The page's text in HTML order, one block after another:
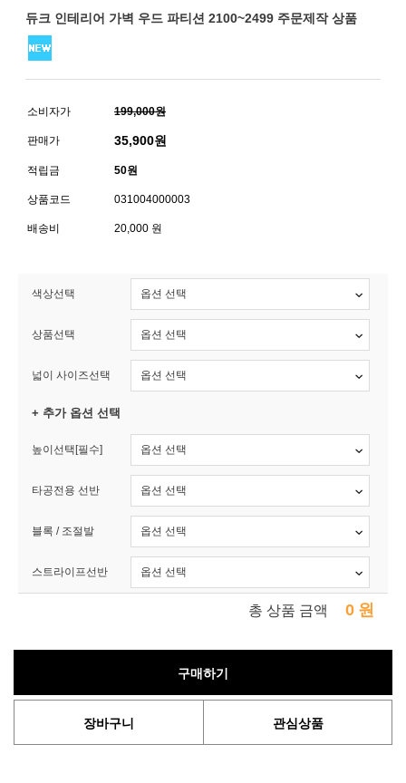
듀크 인테리어 가벽 우드 파티션 2100~2499 주문제작 상품
소비자가 199,000원
판매가 35,900원
적립금 50원
상품코드 031004000003
배송비 20,000 원
색상선택
상품선택
넓이 사이즈선택
+ 추가 옵션 선택
높이선택[필수]
타공전용 선반
블록 / 조절발
스트라이프선반
총 상품 금액 0 원
구매하기
장바구니 관심상품